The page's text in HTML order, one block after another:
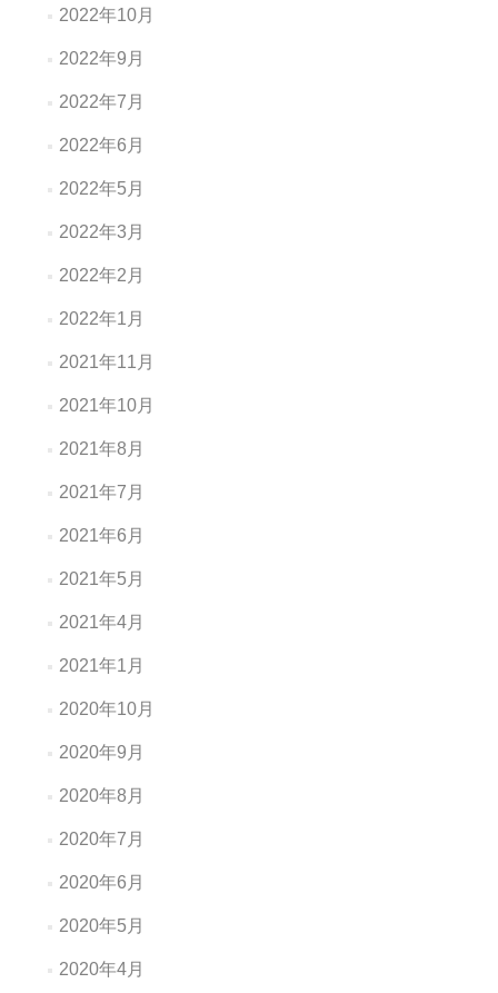
2022年10月
2022年9月
2022年7月
2022年6月
2022年5月
2022年3月
2022年2月
2022年1月
2021年11月
2021年10月
2021年8月
2021年7月
2021年6月
2021年5月
2021年4月
2021年1月
2020年10月
2020年9月
2020年8月
2020年7月
2020年6月
2020年5月
2020年4月